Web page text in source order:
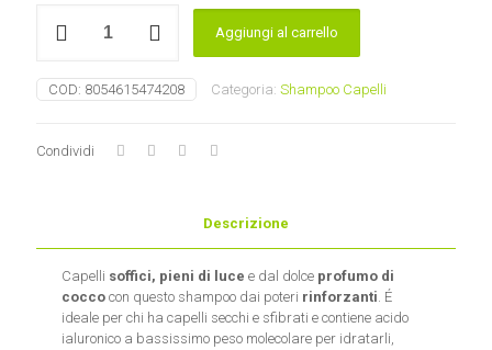
Cocco&Acido
Ialuronico
quantità
Aggiungi al carrello
COD: 8054615474208 Categoria: Shampoo Capelli
Condividi
Descrizione
Capelli soffici, pieni di luce e dal dolce profumo di
cocco con questo shampoo dai poteri rinforzanti. É
ideale per chi ha capelli secchi e sfibrati e contiene acido
ialuronico a bassissimo peso molecolare per idratarli,